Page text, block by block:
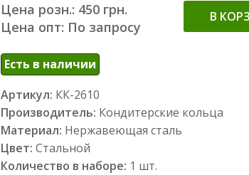
Цена розн.: 450 грн.
Цена опт: По запросу
В
Есть в наличии
Артикул: КК-2610
Производитель: Кондитерские кольца
Материал: Нержавеющая сталь
Цвет: Стальной
Количество в наборе: 1 шт.